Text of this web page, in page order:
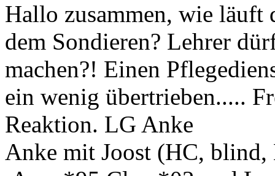
Hallo zusammen, wie läuft
dem Sondieren? Lehrer
machen?! Einen
ein wenig übertrieben.....
Reaktion. LG Anke
Anke mit Joost (HC,